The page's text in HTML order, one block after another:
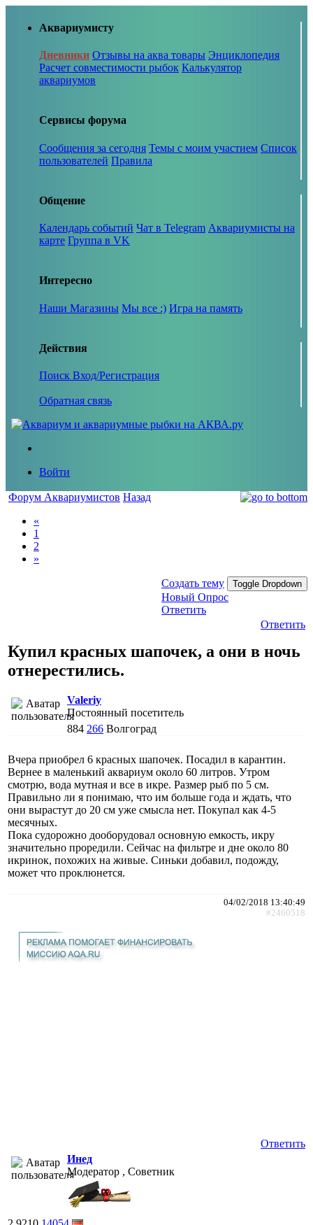
Аквариумисту
Дневники Отзывы на аква товары Энциклопедия
Расчет совместимости рыбок Калькулятор
аквариумов
Сервисы форума
Сообщения за сегодня Темы с моим участием Список
пользователей Правила
Общение
Календарь событий Чат в Telegram Аквариумисты на
карте Группа в VK
Интересно
Наши Магазины Мы все :) Игра на память
Действия
Поиск Вход/Регистрация
Обратная связь
Войти
Форум Аквариумистов Назад
«
1
2
»
Создать тему Toggle Dropdown
Новый Опрос
Ответить
Ответить
Купил красных шапочек, а они в ночь
отнерестились.
Valeriy
Постоянный посетитель
884 266 Волгоград
Вчера приобрел 6 красных шапочек. Посадил в карантин.
Вернее в маленький аквариум около 60 литров. Утром
смотрю, вода мутная и все в икре. Размер рыб по 5 см.
Правильно ли я понимаю, что им больше года и ждать, что
они вырастут до 20 см уже смысла нет. Покупал как 4-5
месячных.
Пока судорожно дооборудовал основную емкость, икру
значительно проредили. Сейчас на фильтре и дне около 80
икринок, похожих на живые. Синьки добавил, подожду,
может что проклюнется.
04/02/2018 13:40:49
#2460518
Ответить
Инед
Модератор , Советник